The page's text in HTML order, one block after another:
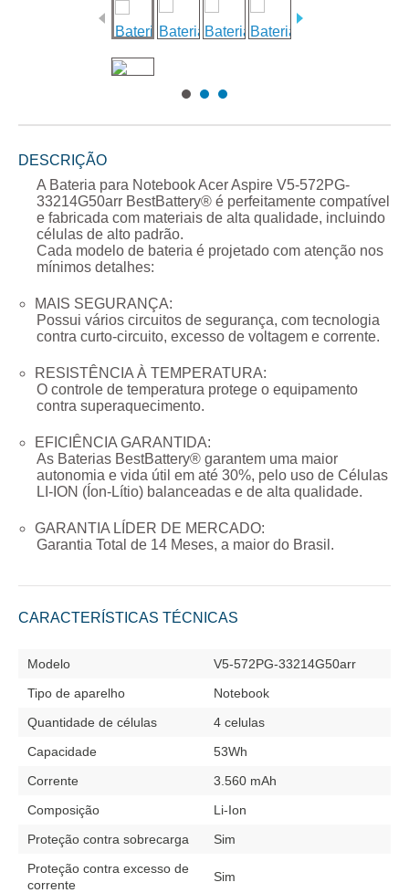
DESCRIÇÃO
A Bateria para Notebook Acer Aspire V5-572PG-
33214G50arr BestBattery® é perfeitamente compatível
e fabricada com materiais de alta qualidade, incluindo
células de alto padrão.
Cada modelo de bateria é projetado com atenção nos
mínimos detalhes:
MAIS SEGURANÇA:
Possui vários circuitos de segurança, com tecnologia
contra curto-circuito, excesso de voltagem e corrente.
RESISTÊNCIA À TEMPERATURA:
O controle de temperatura protege o equipamento
contra superaquecimento.
EFICIÊNCIA GARANTIDA:
As Baterias BestBattery® garantem uma maior
autonomia e vida útil em até 30%, pelo uso de Células
LI-ION (Íon-Lítio) balanceadas e de alta qualidade.
GARANTIA LÍDER DE MERCADO:
Garantia Total de 14 Meses, a maior do Brasil.
CARACTERÍSTICAS TÉCNICAS
Modelo
V5-572PG-33214G50arr
Tipo de aparelho
Notebook
Quantidade de células
4 celulas
Capacidade
53Wh
Corrente
3.560 mAh
Composição
Li-Ion
Proteção contra sobrecarga
Sim
Proteção contra excesso de
corrente
Sim